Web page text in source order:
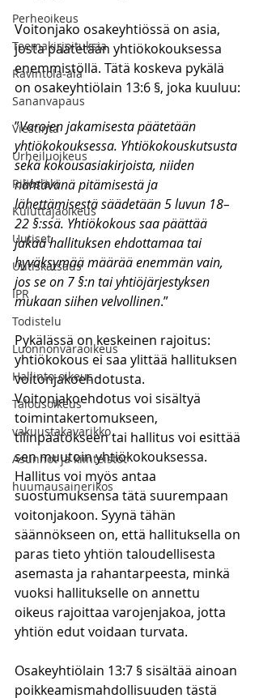
Perheoikeus
Teemakirjoituksia
Ravintola-ala
Sananvapaus
Viestintä
Urheiluoikeus
Rikoslaki
Kuluttajaoikeus
Uutiset
Uutiskatsaus
IPR
Todistelu
Luonnonvaraoikeus
Hallinto-oikeus
Talousoikeus
vakuustakavarikko
Asunnot ja kiinteistöt
huumausainerikos
Voitonjako osakeyhtiössä on asia,
josta päätetään yhtiökokouksessa
enemmistöllä. Tätä koskeva pykälä
on osakeyhtiölain 13:6 §, joka kuuluu:
”Varojen jakamisesta päätetään
yhtiökokouksessa. Yhtiökokouskutsusta
sekä kokousasiakirjoista, niiden
nähtävänä pitämisestä ja
lähettämisestä säädetään 5 luvun 18–
22 §:ssä. Yhtiökokous saa päättää
jakaa hallituksen ehdottamaa tai
hyväksymää määrää enemmän vain,
jos se on 7 §:n tai yhtiöjärjestyksen
mukaan siihen velvollinen.”
Pykälässä on keskeinen rajoitus:
yhtiökokous ei saa ylittää hallituksen
voitonjakoehdotusta.
Voitonjakoehdotus voi sisältyä
toimintakertomukseen,
tilinpäätökseen tai hallitus voi esittää
sen muutoin yhtiökokouksessa.
Hallitus voi myös antaa
suostumuksensa tätä suurempaan
voitonjakoon. Syynä tähän
säännökseen on, että hallituksella on
paras tieto yhtiön taloudellisesta
asemasta ja rahantarpeesta, minkä
vuoksi hallitukselle on annettu
oikeus rajoittaa varojenjakoa, jotta
yhtiön edut voidaan turvata.
Osakeyhtiölain 13:7 § sisältää ainoan
poikkeamismahdollisuuden tästä